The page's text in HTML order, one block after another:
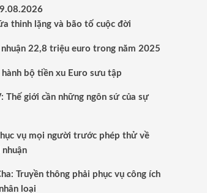
thinh lặng và bão tố cuộc đời
22,8 triệu euro trong năm 2025
bộ tiền xu Euro sưu tập
Thế giới cần những ngôn sứ của sự
vụ mọi người trước phép thử về
Truyền thông phải phục vụ công ích
loại